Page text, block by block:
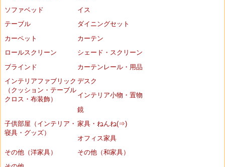
ソファベッド
イス
テーブル
ダイニングセット
カーペット
カーテン
ロールスクリーン
シェード・スクリーン
ブラインド
カーテンレール・用品
インテリアファブリック
（クッション・テーブル
クロス・布装飾）
デスク
インテリア小物・置物
鏡
子供部屋（インテリア・
寝具・グッズ）
家具・ねんね(⇒)
オフィス家具
その他（洋家具）
その他（和家具）